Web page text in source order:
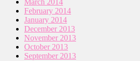
March 2014
February 2014
January 2014
December 2013
November 2013
October 2013
September 2013